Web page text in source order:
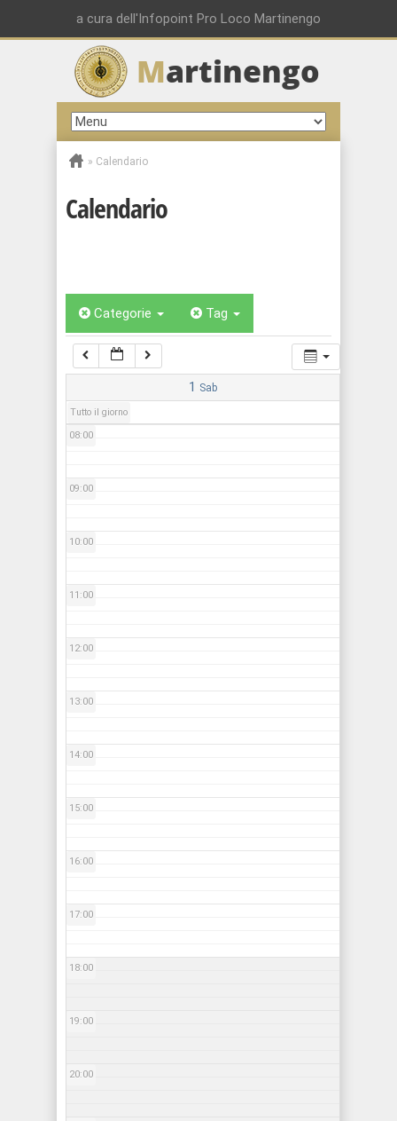
a cura dell'Infopoint Pro Loco Martinengo
Martinengo
» Calendario
Calendario
Categorie Tag
1 Sab
Tutto il giorno
01:00
02:00
03:00
04:00
08:00
09:00
10:00
11:00
12:00
13:00
14:00
15:00
16:00
17:00
18:00
19:00
20:00